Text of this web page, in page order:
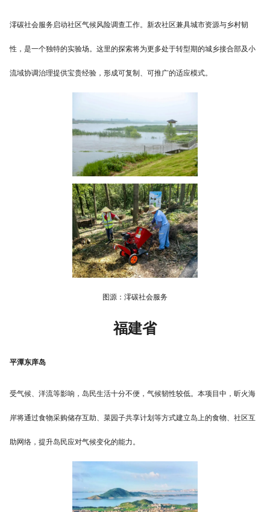
澪碳社会服务启动社区气候风险调查工作。新农社区兼具城市资源与乡村韧
性，是一个独特的实验场。这里的探索将为更多处于转型期的城乡接合部及小
流域协调治理提供宝贵经验，形成可复制、可推广的适应模式。
图源：澪碳社会服务
福建省
平潭东庠岛
受气候、洋流等影响，岛民生活十分不便，气候韧性较低。本项目中，昕火海
岸将通过食物采购储存互助、菜园子共享计划等方式建立岛上的食物、社区互
助网络，提升岛民应对气候变化的能力。